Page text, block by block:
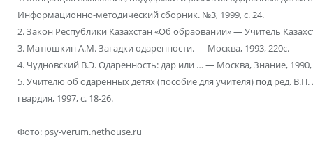
Информационно-методический сборник. №3, 1999, с. 24.
2. Закон Республики Казахстан «Об обраовании» — Учитель
3. Матюшкин А.М. Загадки одаренности. — Москва, 1993, 220с.
4. Чудновский В.Э. Одаренность: дар или … — Москва, Знание, 1990,
5. Учителю об одаренных детях (пособие для учителя) под ред.
гвардия, 1997, с. 18-26.
Фото: psy-verum.nethouse.ru